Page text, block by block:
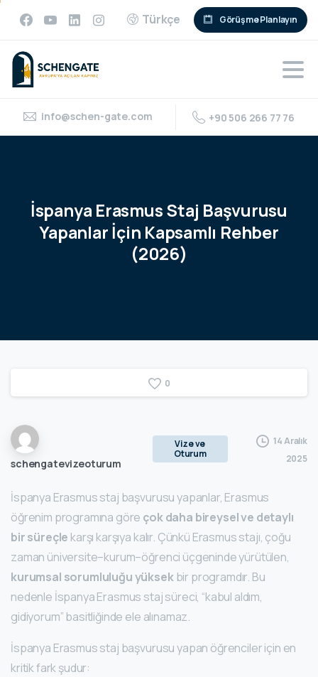
Türkçe Görüşme Planlayın
info@schen-gate.com +90 506 266 77 76
İspanya ErasmusStaj Başvurusu
Yapanlarİçin Kapsamlı Rehber
(2026)
0
schengatevizeoturum
Vize ve
Oturum
14 Aralık
2025
İspanya Erasmus staj başvurusu yapanlar, Erasmus
öğrenim programına göre çok daha bireysel ve detaylı
bir süreçle karşı karşıya kalır. Çünkü Erasmus stajı, çoğu
zaman üniversite–kurum–öğrenci üçgeninde yürütülen,
kurumsal sorumluluğu yüksekbir programdır. Bu
nedenle İspanya Erasmus staj süreci, “kabul aldım,
gidiyorum” basitliğinde ele alınamaz.
İspanya Erasmus staj başvurusu yapan öğrenciler için en
kritik fark şudur: